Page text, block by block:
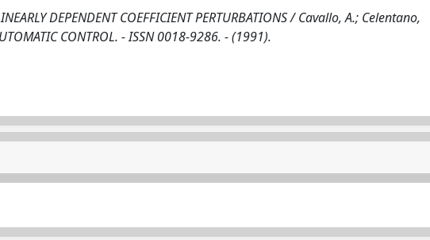
DEPENDENT COEFFICIENT PERTURBATIONS / Cavallo, A.; Celentano,
CONTROL. - ISSN 0018-9286. - (1991).